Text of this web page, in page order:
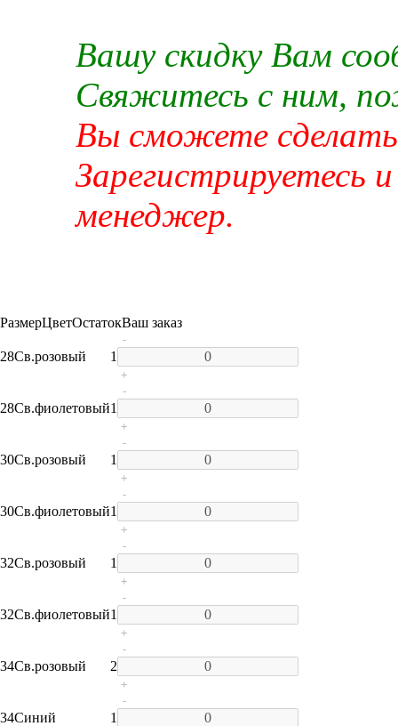
Вашу скидку Вам
Свяжитесь с ним,
Вы сможете сделать
Зарегистрируетесь
менеджер.
РазмерЦветОстатокВаш заказ
28Св.розовый 1
-
+
28Св.фиолетовый1
-
+
30Св.розовый 1
-
+
30Св.фиолетовый1
-
+
32Св.розовый 1
-
+
32Св.фиолетовый1
-
+
34Св.розовый 2
-
+
34Синий 1
-